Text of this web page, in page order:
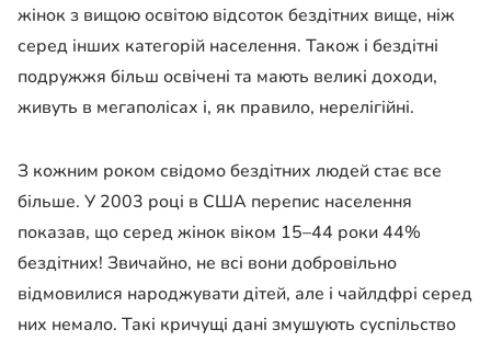
жінок з вищою освітою відсоток бездітних вище, ніж
серед інших категорій населення. Також і бездітні
подружжя більш освічені та мають великі доходи,
живуть в мегаполісах і, як правило, нерелігійні.
З кожним роком свідомо бездітних людей стає все
більше. У 2003 році в США перепис населення
показав, що серед жінок віком 15–44 роки 44%
бездітних! Звичайно, не всі вони добровільно
відмовилися народжувати дітей, але і чайлдфрі серед
них немало. Такі кричущі дані змушують суспільство